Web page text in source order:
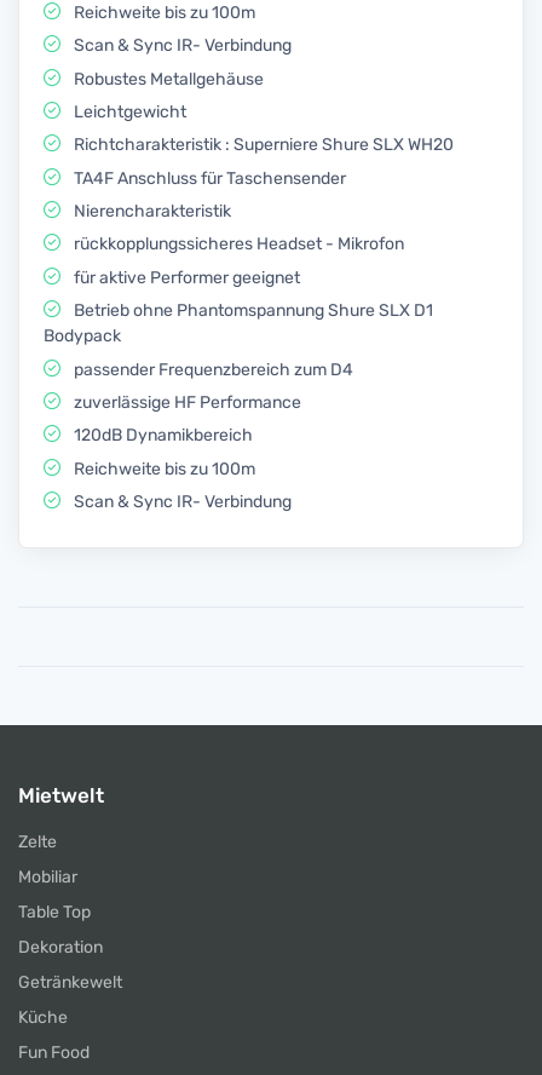
Reichweite bis zu 100m
Scan & Sync IR- Verbindung
Robustes Metallgehäuse
Leichtgewicht
Richtcharakteristik : Superniere Shure SLX WH20
TA4F Anschluss für Taschensender
Nierencharakteristik
rückkopplungssicheres Headset - Mikrofon
für aktive Performer geeignet
Betrieb ohne Phantomspannung Shure SLX D1
Bodypack
passender Frequenzbereich zum D4
zuverlässige HF Performance
120dB Dynamikbereich
Reichweite bis zu 100m
Scan & Sync IR- Verbindung
Mietwelt
Zelte
Mobiliar
Table Top
Dekoration
Getränkewelt
Küche
Fun Food